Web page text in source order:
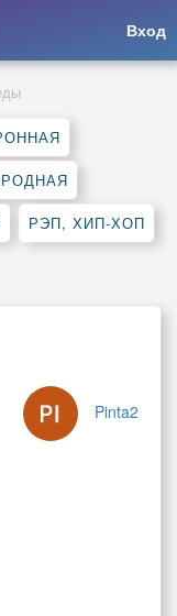
Вход
РЭП, ХИП-ХОП
Pinta2